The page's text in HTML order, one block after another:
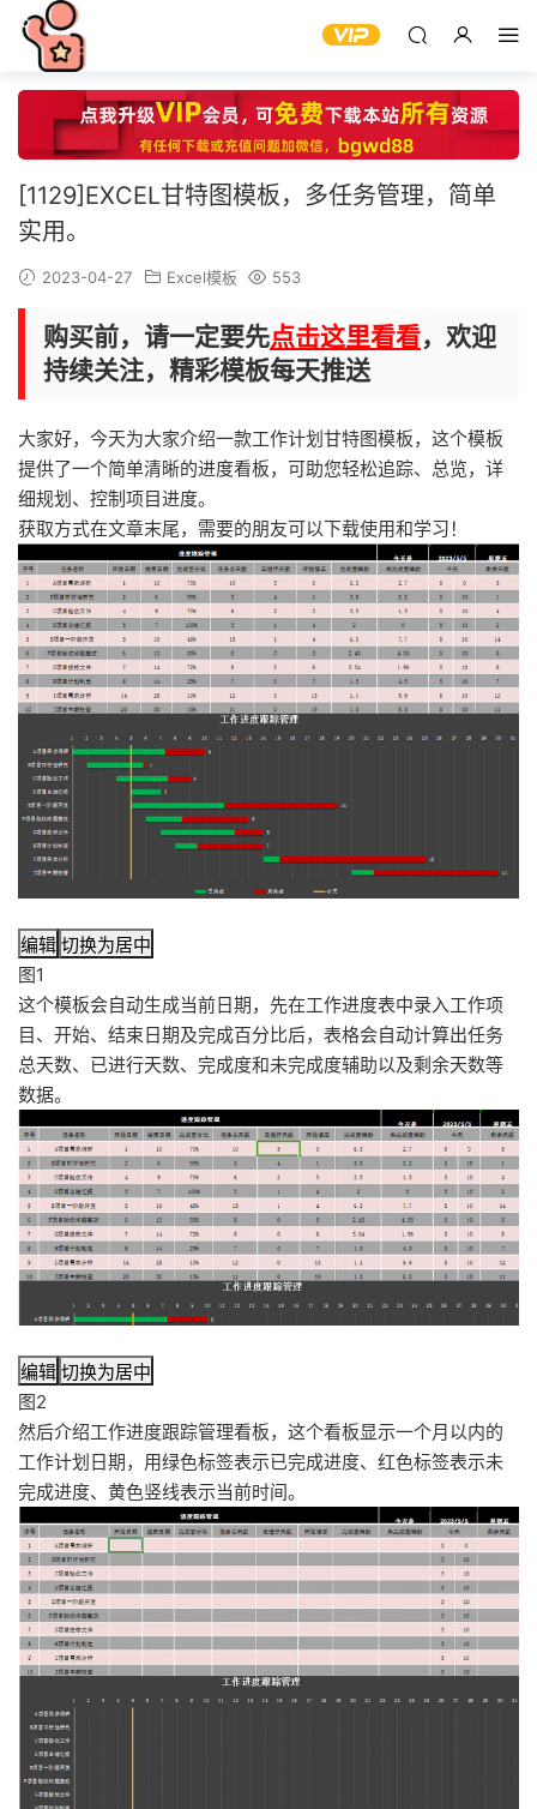
[1129]EXCEL甘特图模板，多任务管理，简单
实用。
2023-04-27 Excel模板 553
购买前，请一定要先点击这里看看，欢迎
持续关注，精彩模板每天推送
大家好，今天为大家介绍一款工作计划甘特图模板，这个模板
提供了一个简单清晰的进度看板，可助您轻松追踪、总览，详
细规划、控制项目进度。
获取方式在文章末尾，需要的朋友可以下载使用和学习！
编辑 切换为居中
图1
这个模板会自动生成当前日期，先在工作进度表中录入工作项
目、开始、结束日期及完成百分比后，表格会自动计算出任务
总天数、已进行天数、完成度和未完成度辅助以及剩余天数等
数据。
编辑 切换为居中
图2
然后介绍工作进度跟踪管理看板，这个看板显示一个月以内的
工作计划日期，用绿色标签表示已完成进度、红色标签表示未
完成进度、黄色竖线表示当前时间。